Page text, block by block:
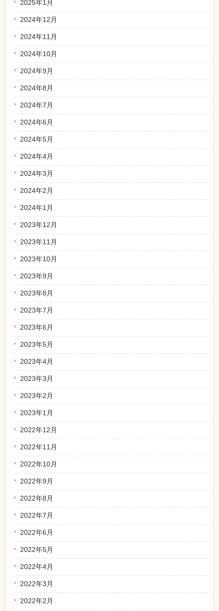
2025年1月
2024年12月
2024年11月
2024年10月
2024年9月
2024年8月
2024年7月
2024年6月
2024年5月
2024年4月
2024年3月
2024年2月
2024年1月
2023年12月
2023年11月
2023年10月
2023年9月
2023年8月
2023年7月
2023年6月
2023年5月
2023年4月
2023年3月
2023年2月
2023年1月
2022年12月
2022年11月
2022年10月
2022年9月
2022年8月
2022年7月
2022年6月
2022年5月
2022年4月
2022年3月
2022年2月